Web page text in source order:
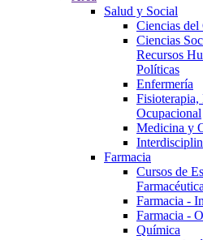
Salud y Social
Ciencias del
Ciencias
Recursos
Políticas
Enfermería
Ocupacional
Medicina y
Farmacia
Cursos de
Farmacéutica
Farmacia -
Farmacia -
Química